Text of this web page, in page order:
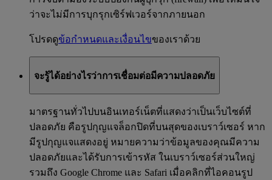
ว่าจะไม่มีการบุกรุกเซิร์ฟเวอร์จากภายนอก
โปรดดูข้อกำหนดและเงื่อนไขของเราด้วย
จะรู้ได้อย่างไรว่าการเชื่อมต่อมีความปลอดภัย
มาตรฐานทั่วไปบนอินเทอร์เน็ตที่แสดงว่าเป็นเว็บไซต์ที่
ปลอดภัย คือรูปกุญแจล็อกปิดที่บนสุดของเบราว์เซอร์ หาก
มีรูปกุญแจแสดงอยู่ หมายความว่าข้อมูลของคุณมีความ
ปลอดภัยและได้รับการเข้ารหัส ในเบราว์เซอร์ส่วนใหญ่
รวมถึง Google Chrome และ Safari เมื่อคลิกที่ไอคอนรูป